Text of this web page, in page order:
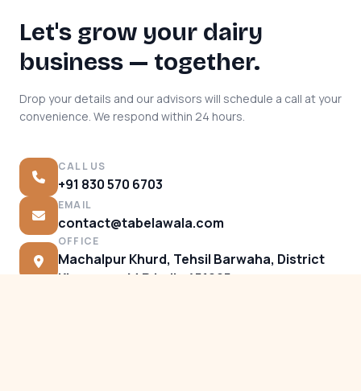
Let's grow your dairy
business — together.
Drop your details and our advisors will schedule a call at your
convenience. We respond within 24 hours.
CALL US
+91 830 570 6703
EMAIL
contact@tabelawala.com
OFFICE
Machalpur Khurd, Tehsil Barwaha, District
Khargone, M.P. India 451225